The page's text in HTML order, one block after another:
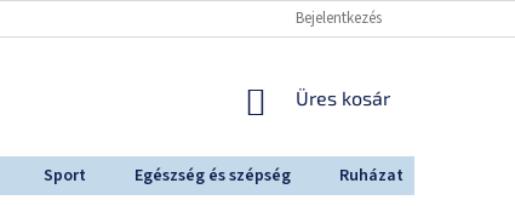
Bejelentkezés
KOSÁR
Üres kosár
Sport Egészség és szépség Ruházat